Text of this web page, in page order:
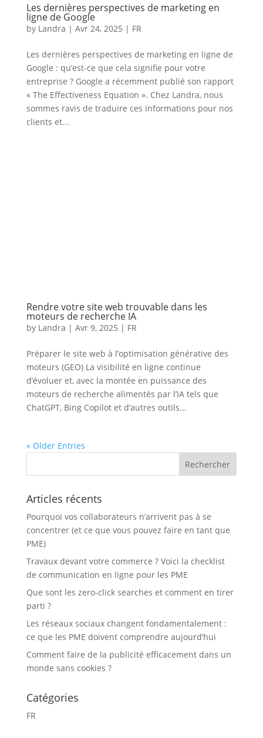
Les dernières perspectives de marketing en
ligne de Google
by Landra | Avr 24, 2025 | FR
Les dernières perspectives de marketing en ligne de
Google : qu’est-ce que cela signifie pour votre
entreprise ? Google a récemment publié son rapport
« The Effectiveness Equation ». Chez Landra, nous
sommes ravis de traduire ces informations pour nos
clients et...
Rendre votre site web trouvable dans les
moteurs de recherche IA
by Landra | Avr 9, 2025 | FR
Préparer le site web à l’optimisation générative des
moteurs (GEO) La visibilité en ligne continue
d’évoluer et, avec la montée en puissance des
moteurs de recherche alimentés par l’IA tels que
ChatGPT, Bing Copilot et d’autres outils...
« Older Entries
Articles récents
Pourquoi vos collaborateurs n’arrivent pas à se
concentrer (et ce que vous pouvez faire en tant que
PME)
Travaux devant votre commerce ? Voici la checklist
de communication en ligne pour les PME
Que sont les zero-click searches et comment en tirer
parti ?
Les réseaux sociaux changent fondamentalement :
ce que les PME doivent comprendre aujourd’hui
Comment faire de la publicité efficacement dans un
monde sans cookies ?
Catégories
FR